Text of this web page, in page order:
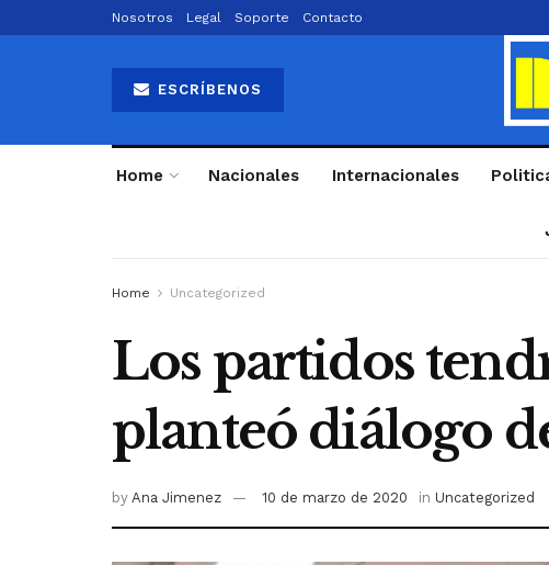
Nosotros Legal Soporte Contacto
ESCRÍBENOS
Home Nacionales Internacionales
Home Uncategorized
Los partidos
planteó diálogo
by Ana Jimenez 10 de marzo de 2020 in Uncategorized